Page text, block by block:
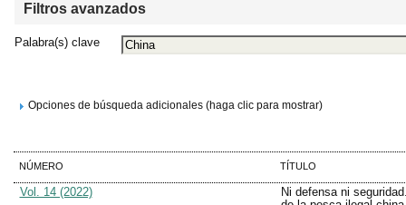
Filtros avanzados
Palabra(s) clave
Opciones de búsqueda adicionales (haga clic para mostrar)
NÚMERO TÍTULO
Vol. 14 (2022)
Ni defensa ni